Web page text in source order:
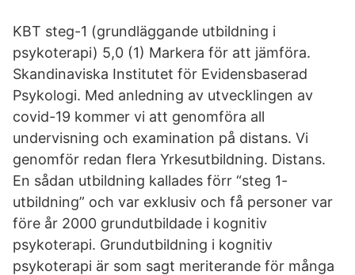
KBT steg-1 (grundläggande utbildning i
psykoterapi) 5,0 (1) Markera för att jämföra.
Skandinaviska Institutet för Evidensbaserad
Psykologi. Med anledning av utvecklingen av
covid-19 kommer vi att genomföra all
undervisning och examination på distans. Vi
genomför redan flera Yrkesutbildning. Distans.
En sådan utbildning kallades förr “steg 1-
utbildning” och var exklusiv och få personer var
före år 2000 grundutbildade i kognitiv
psykoterapi. Grundutbildning i kognitiv
psykoterapi är som sagt meriterande för många